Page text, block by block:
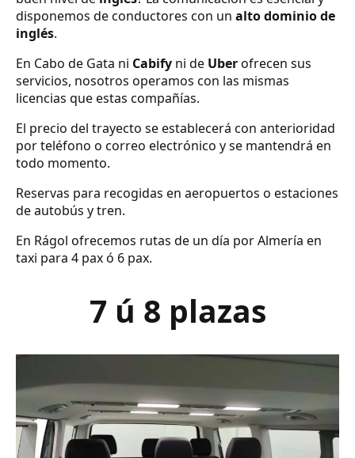
disponemos de conductores con un alto dominio de
inglés.
En Cabo de Gata ni Cabify ni de Uberofrecen sus
servicios, nosotros operamos con las mismas
licencias que estas compañías.
El precio del trayecto se establecerá con anterioridad
por teléfono o correo electrónico y se mantendrá en
todo momento.
Reservas para recogidas en aeropuertos o estaciones
de autobús y tren.
En Rágol ofrecemos rutas de un día por Almería en
taxi para 4 pax ó 6 pax.
7 ú 8 plazas